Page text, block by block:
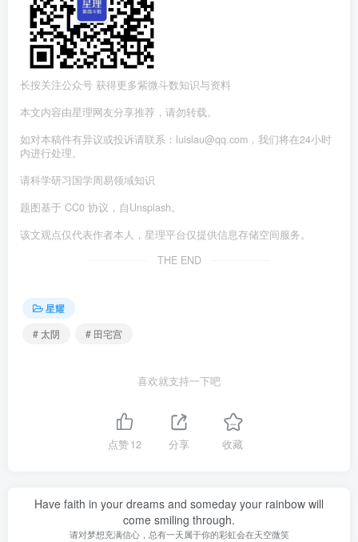
长按关注公众号 获得更多紫微斗数知识与资料
本文内容由星理网友分享推荐，请勿转载。
如对本稿件有异议或投诉请联系：luislau@qq.com，我们将在24小时
内进行处理。
请科学研习国学周易领域知识
题图基于 CC0 协议，自Unsplash。
该文观点仅代表作者本人，星理平台仅提供信息存储空间服务。
THE END
星耀
# 太阴
# 田宅宫
喜欢就支持一下吧
点赞12 分享 收藏
Have faith in your dreams and someday your rainbow will
come smiling through.
请对梦想充满信心，总有一天属于你的彩虹会在天空微笑